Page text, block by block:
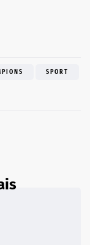
SPORT